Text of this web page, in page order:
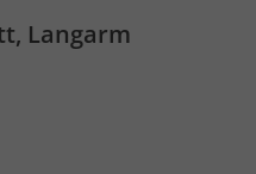
Langarm